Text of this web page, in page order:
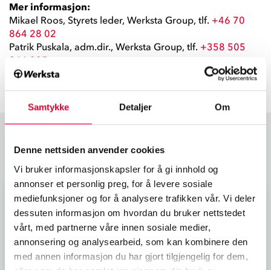
Samtykke Detaljer Om
Denne nettsiden anvender cookies
Vi bruker informasjonskapsler for å gi innhold og
annonser et personlig preg, for å levere sosiale
mediefunksjoner og for å analysere trafikken vår. Vi deler
dessuten informasjon om hvordan du bruker nettstedet
vårt, med partnerne våre innen sosiale medier,
annonsering og analysearbeid, som kan kombinere den
med annen informasjon du har gjort tilgjengelig for dem,
Mer informasjon:
Mikael Roos, Styrets leder, Werksta Group, tlf. +46 70
864 28 02
Patrik Puskala, adm.dir., Werksta Group, tlf. +358 505
944 085
Du liker kanskje også disse